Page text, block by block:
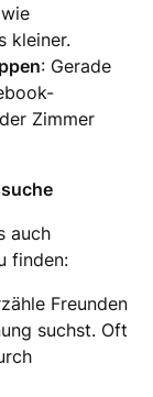
kleiner.
: Gerade
Zimmer
auch
finden:
Freunden
suchst. Oft